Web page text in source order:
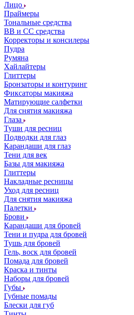
Лицо
Праймеры
Тональные средства
ВВ и СС средства
Корректоры и консилеры
Пудра
Румяна
Хайлайтеры
Глиттеры
Бронзаторы и контуринг
Фиксаторы макияжа
Матирующие салфетки
Для снятия макияжа
Глаза
Туши для ресниц
Подводки для глаз
Карандаши для глаз
Тени для век
Базы для макияжа
Глиттеры
Накладные ресницы
Уход для ресниц
Для снятия макияжа
Палетки
Брови
Карандаши для бровей
Тени и пудра для бровей
Тушь для бровей
Гель, воск для бровей
Помада для бровей
Краска и тинты
Наборы для бровей
Губы
Губные помады
Блески для губ